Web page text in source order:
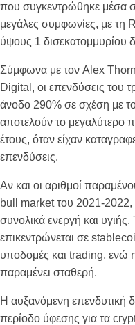
που συγκεντρώθηκε μέσα
μεγάλες συμφωνίες, με τη
ύψους 1 δισεκατομμυρίου
Σύμφωνα με τον Alex
Digital, οι επενδύσεις του
άνοδο 290% σε σχέση με
αποτελούν το μεγαλύτερο
έτους, όταν είχαν
επενδύσεις.
Αν και οι αριθμοί
bull market του 2021-2022,
συνολικά ενεργή και υγιής.
επικεντρώνεται σε
υποδομές και trading, ενώ
παραμένει σταθερή.
Η αυξανόμενη επενδυτική
περίοδο ύφεσης για τα